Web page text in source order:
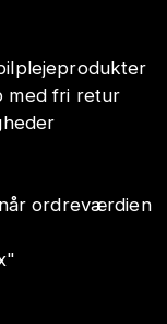
med fri retur
ordreværdien
"